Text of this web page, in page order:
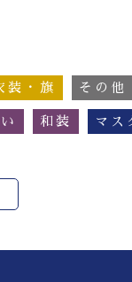
装・旗 その他
和装 マス